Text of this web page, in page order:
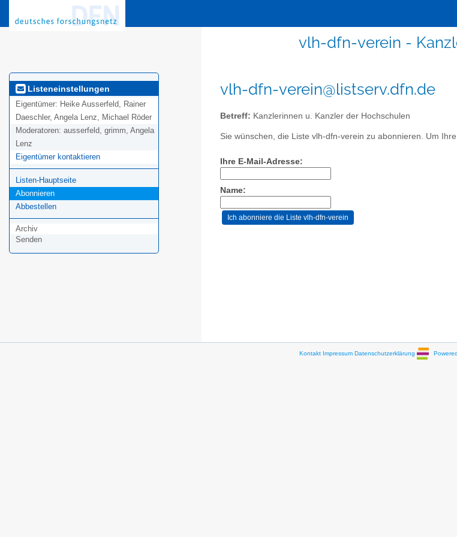
vlh-dfn-verein -
Listeneinstellungen
Eigentümer: Heike Ausserfeld, Rainer
Daeschler, Angela Lenz, Michael Röder
Moderatoren: ausserfeld, grimm, Angela
Lenz
Eigentümer kontaktieren
Listen-Hauptseite
Abonnieren
Abbestellen
Archiv
Senden
vlh-dfn-verein@listserv.dfn.de
Betreff: Kanzlerinnen u. Kanzler der Hochschulen
Sie wünschen, die Liste vlh-dfn-verein zu abonnieren. Um
Ihre E-Mail-Adresse:
Name:
Kontakt Impressum Datenschutzerklärung